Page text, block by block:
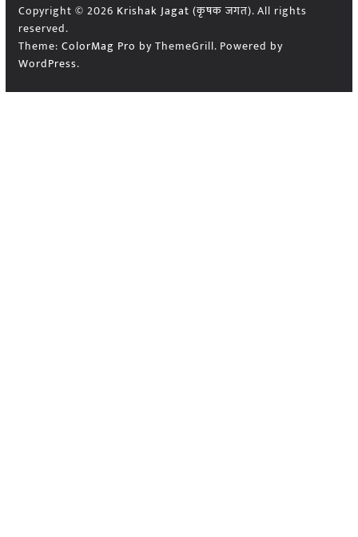
Copyright © 2026 Krishak Jagat (कृषक जगत). All rights
reserved.
Theme: ColorMag Pro by ThemeGrill. Powered by
WordPress.